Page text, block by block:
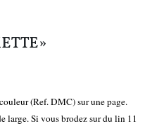
(Ref. DMC) sur une page.
large. Si vous brodez sur du lin 11